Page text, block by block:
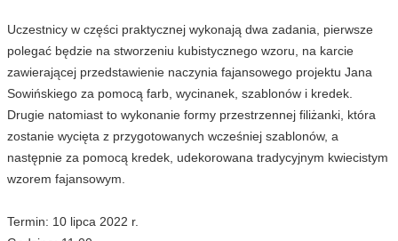
Uczestnicy w części praktycznej wykonają dwa zadania, pierwsze
polegać będzie na stworzeniu kubistycznego wzoru, na karcie
zawierającej przedstawienie naczynia fajansowego projektu Jana
Sowińskiego za pomocą farb, wycinanek, szablonów i kredek.
Drugie natomiast to wykonanie formy przestrzennej filiżanki, która
zostanie wycięta z przygotowanych wcześniej szablonów, a
następnie za pomocą kredek, udekorowana tradycyjnym kwiecistym
wzorem fajansowym.
Termin: 10 lipca 2022 r.